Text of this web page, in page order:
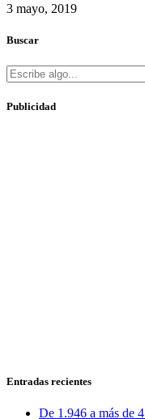
3 mayo, 2019
Buscar
Publicidad
Entradas recientes
De 1.946 a más de